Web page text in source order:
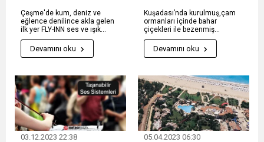
Çeşme'de kum, deniz ve
eğlence denilince akla gelen
ilk yer FLY-INN ses ve ışık
Devamını oku
Kuşadası’nda kurulmuş,çam
ormanları içinde bahar
çiçekleri ile bezenmiş
buluştuğu huzur ve eğlence
dolu Tatil Köyünin teknik
Devamını oku
03.12.2023 22:38 05.04.2023 06:30